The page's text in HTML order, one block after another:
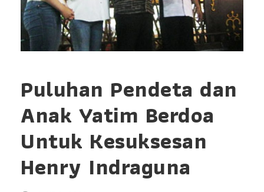
Puluhan Pendeta dan
Anak Yatim Berdoa
Untuk Kesuksesan
Henry Indraguna